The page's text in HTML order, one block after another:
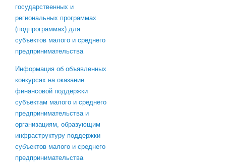
государственных и
региональных программах
(подпрограммах) для
субъектов малого и среднего
предпринимательства
Информация об объявленных
конкурсах на оказание
финансовой поддержки
субъектам малого и среднего
предпринимательства и
организациям, образующим
инфраструктуру поддержки
субъектов малого и среднего
предпринимательства